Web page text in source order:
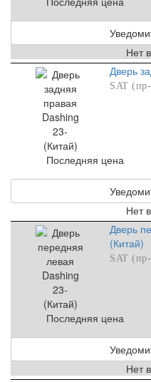
Нет
Дверь
SAT
Последняя цена
Нет
Дверь
(Китай)
SAT
Последняя цена
Нет